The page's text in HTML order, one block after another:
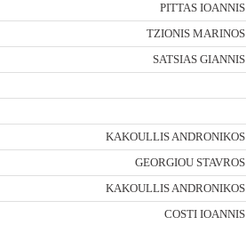
PITTAS IOANNIS
TZIONIS MARINOS
SATSIAS GIANNIS
KAKOULLIS ANDRONIKOS
GEORGIOU STAVROS
KAKOULLIS ANDRONIKOS
COSTI IOANNIS